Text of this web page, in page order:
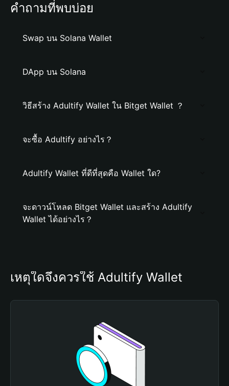
คำถามที่พบบ่อย
Swap บน Solana Wallet
DApp บน Solana
วิธีสร้าง Adultify Wallet ใน Bitget Wallet ？
จะซื้อ Adultify อย่างไร？
Adultify Wallet ที่ดีที่สุดคือ Wallet ใด?
จะดาวน์โหลด Bitget Wallet และสร้าง Adultify
Wallet ได้อย่างไร？
เหตุใดจึงควรใช้ Adultify Wallet